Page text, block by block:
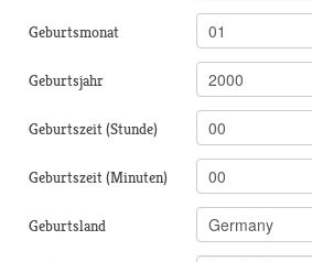
Geburtsmonat
Geburtsjahr
Geburtszeit (Stunde)
Geburtszeit (Minuten)
Geburtsland